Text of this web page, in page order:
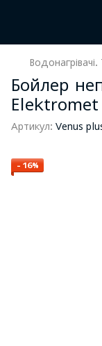
Бойлер
Артикул: Venus
−16%